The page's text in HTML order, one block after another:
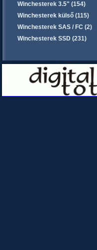
Winchesterek 3.5" (154)
Winchesterek külső (115)
Winchesterek SAS / FC (2)
Winchesterek SSD (231)